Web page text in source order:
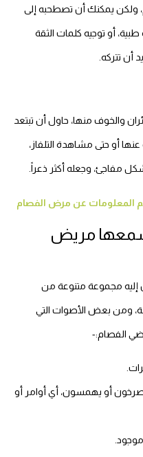
ولكن يمكنك أن تصطحبه إلى
أو توجيه كلمات الثقة
أن تتركه.
والخوف منها، حاول أن تبتعد
أو حتى مشاهدة التلفاز،
مفاجئ، وجعله أكثر ذعراً.
المعلومات عن مرض الفصام
مريض
إليه مجموعة متنوعة من
ومن بعض الأصوات التي
الفصام:-
أو يهمسون، أي أوامر أو
موجود.